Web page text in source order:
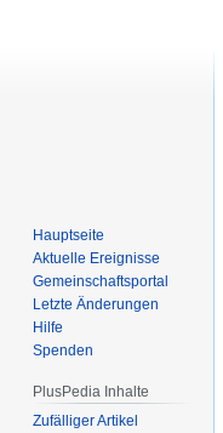
Hauptseite
Aktuelle Ereignisse
Gemeinschafts­portal
Letzte Änderungen
Hilfe
Spenden
PlusPedia Inhalte
Zufälliger Artikel